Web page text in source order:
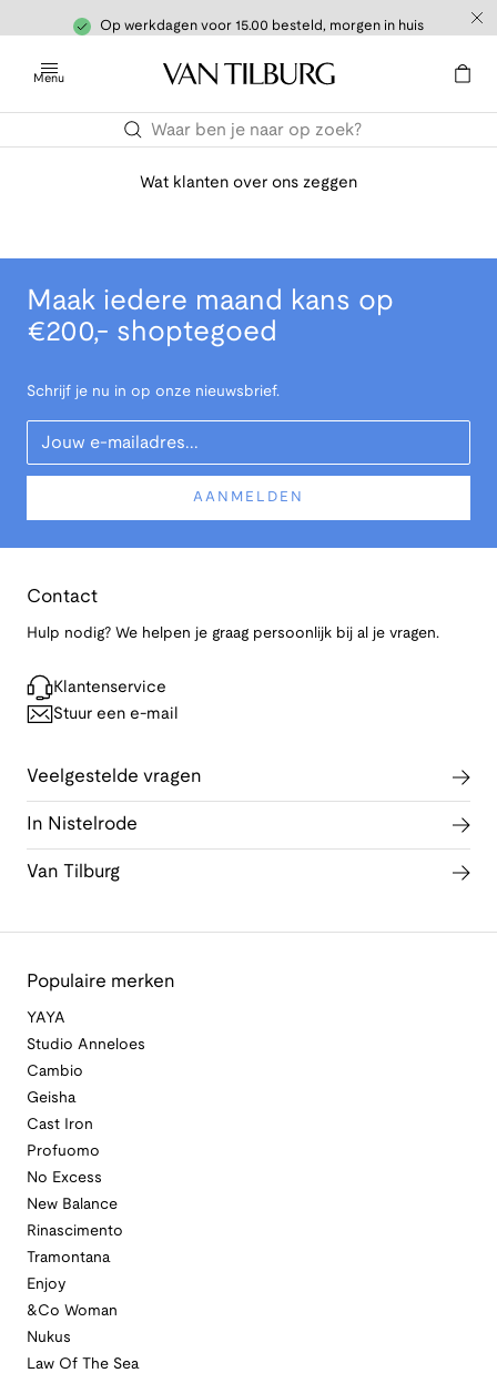
Op werkdagen voor 15.00 besteld, morgen in huis
Menu
Wat klanten over ons zeggen
Maak iedere maand kans op
€200,- shoptegoed
Schrijf je nu in op onze nieuwsbrief.
Your Email
AANMELDEN
Contact
Hulp nodig? We helpen je graag persoonlijk bij al je vragen.
Klantenservice
Stuur een e-mail
Veelgestelde vragen
In Nistelrode
Van Tilburg
Populaire merken
YAYA
Studio Anneloes
Cambio
Geisha
Cast Iron
Profuomo
No Excess
New Balance
Rinascimento
Tramontana
Enjoy
&Co Woman
Nukus
Law Of The Sea